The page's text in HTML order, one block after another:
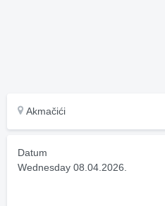
Akmačići
Datum
Wednesday 08.04.2026.